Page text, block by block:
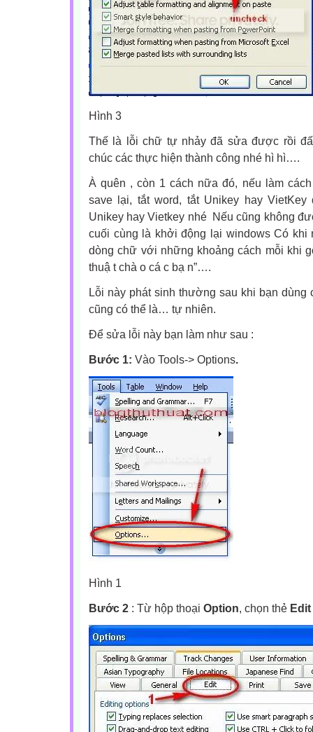
Hình 3
Thế là lỗi chữ tự nhảy đã sửa được rồi
chúc các thực hiện thành công nhé hì hì….
À quên , còn 1 cách nữa đó, nếu làm
save lại, tắt word, tắt Unikey hay
Unikey hay Vietkey nhé Nếu cũng không
cuối cùng là khởi động lại windows Có khi
dòng chữ với những khoảng cách mỗi khi
thuậ t chà o cá c bạ n”….
Lỗi này phát sinh thường sau khi bạn dùng
cũng có thể là… tự nhiên.
Để sửa lỗi này bạn làm như sau :
Bước 1: Vào Tools-> Options.
Hình 1
Bước 2 : Từ hộp thoại Option, chọn thẻ Edit